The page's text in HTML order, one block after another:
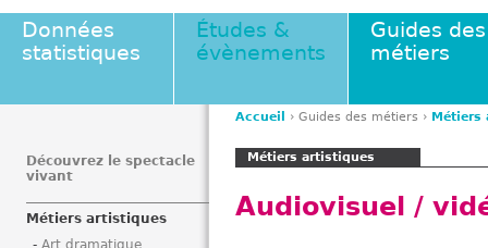
e
Données
statistiques
Études &
évènements
Guides des
métiers
s
Accueil › Guides des métiers › Métiers
Métiers artistiques
Audiovisuel /
Découvrez le spectacle
vivant
Métiers artistiques
Art dramatique